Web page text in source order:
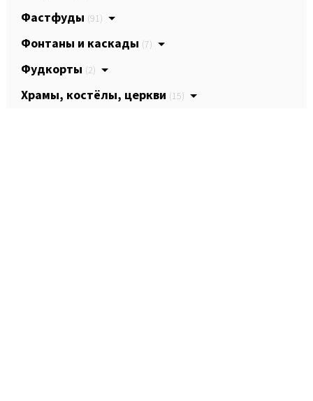
Фастфуды (91)
Фонтаны и каскады (7)
Фудкорты (2)
Храмы, костёлы, церкви (15)